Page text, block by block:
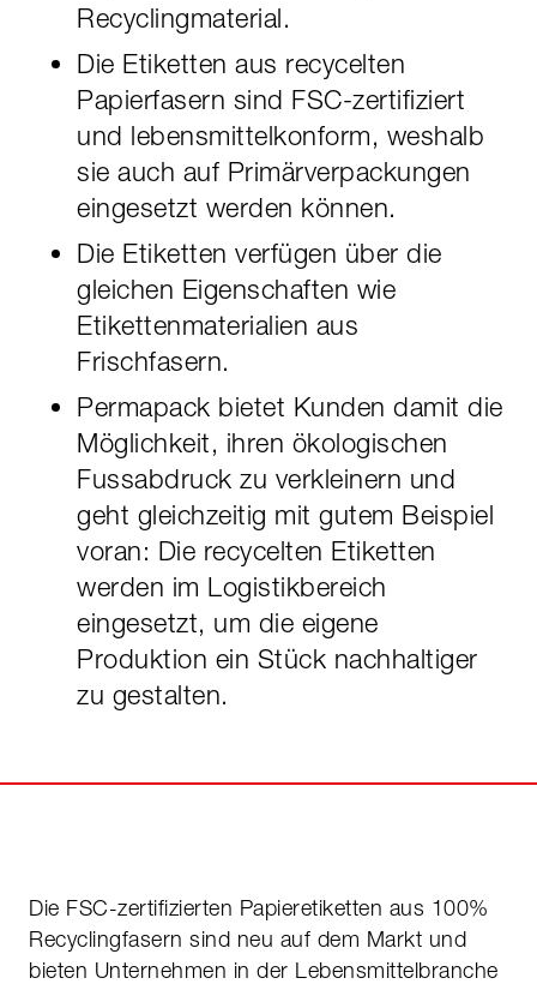
Recyclingmaterial.
Die Etiketten aus recycelten
Papierfasern sind FSC-zertifiziert
und lebensmittelkonform, weshalb
sie auch auf Primärverpackungen
eingesetzt werden können.
Die Etiketten verfügen über die
gleichen Eigenschaften wie
Etikettenmaterialien aus
Frischfasern.
Permapack bietet Kunden damit die
Möglichkeit, ihren ökologischen
Fussabdruck zu verkleinern und
geht gleichzeitig mit gutem Beispiel
voran: Die recycelten Etiketten
werden im Logistikbereich
eingesetzt, um die eigene
Produktion ein Stück nachhaltiger
zu gestalten.
Die FSC-zertifizierten Papieretiketten aus 100%
Recyclingfasern sind neu auf dem Markt und
bieten Unternehmen in der Lebensmittelbranche